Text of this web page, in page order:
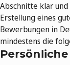
Abschnitte klar
Erstellung eines
Bewerbungen in
mindestens die